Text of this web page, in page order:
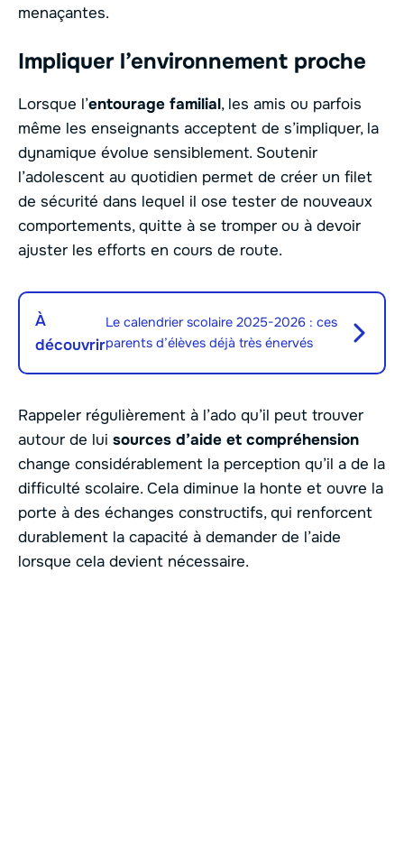
menaçantes.
Impliquer l’environnement proche
Lorsque l’entourage familial, les amis ou parfois
même les enseignants acceptent de s’impliquer, la
dynamique évolue sensiblement. Soutenir
l’adolescent au quotidien permet de créer un filet
de sécurité dans lequel il ose tester de nouveaux
comportements, quitte à se tromper ou à devoir
ajuster les efforts en cours de route.
À
découvrir
Le calendrier scolaire 2025-2026 : ces
parents d’élèves déjà très énervés
Rappeler régulièrement à l’ado qu’il peut trouver
autour de lui sources d’aide et compréhension
change considérablement la perception qu’il a de la
difficulté scolaire. Cela diminue la honte et ouvre la
porte à des échanges constructifs, qui renforcent
durablement la capacité à demander de l’aide
lorsque cela devient nécessaire.